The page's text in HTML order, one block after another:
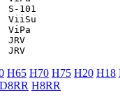
S-101
ViiSu
ViPa
JRV
H65 H70 H75 H20 H18
D8RR H8RR